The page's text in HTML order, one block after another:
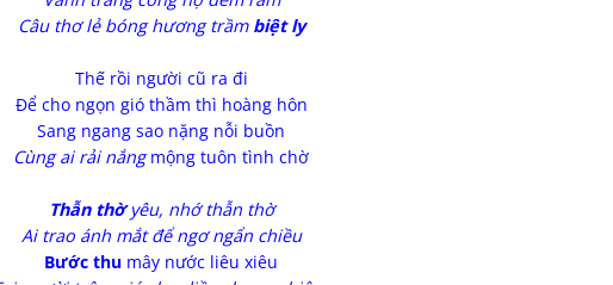
Câu thơ lẻ bóng hương trầm biệt ly
Thế rồi người cũ ra đi
Để cho ngọn gió thầm thì hoàng hôn
Sang ngang sao nặng nỗi buồn
Cùng ai rải nắngmộng tuôn tình chờ
Thẫn thờyêu, nhớ thẫn thờ
Ai trao ánh mắt để ngơ ngẩn chiều
Bước thu mây nước liêu xiêu